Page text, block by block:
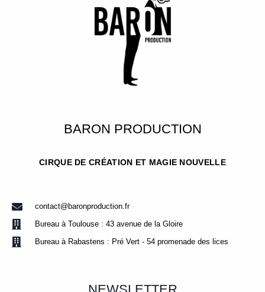
BARON PRODUCTION
CIRQUE DE CRÉATION ET MAGIE NOUVELLE
contact@baronproduction.fr
Bureau à Toulouse : 43 avenue de la Gloire
Bureau à Rabastens : Pré Vert - 54 promenade des lices